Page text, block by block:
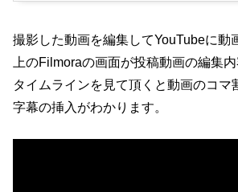
撮影した動画を編集してYouTubeに動
上のFilmoraの画面が投稿動画の編集内
タイムラインを見て頂くと動画のコマ
字幕の挿入がわかります。